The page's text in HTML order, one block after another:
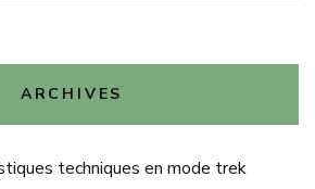
ARCHIVES
techniques en mode trek